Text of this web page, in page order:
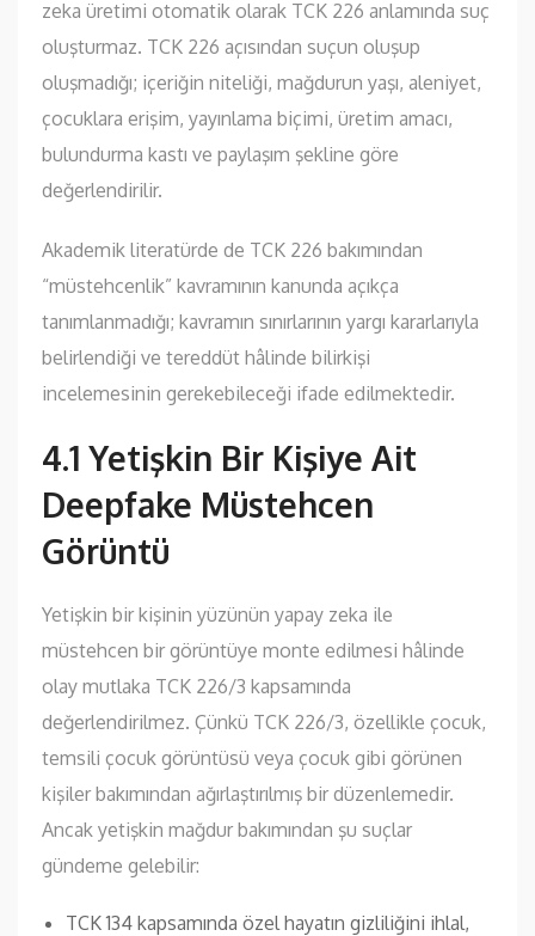
zeka üretimi otomatik olarak TCK 226 anlamında suç
oluşturmaz. TCK 226 açısından suçun oluşup
oluşmadığı; içeriğin niteliği, mağdurun yaşı, aleniyet,
çocuklara erişim, yayınlama biçimi, üretim amacı,
bulundurma kastı ve paylaşım şekline göre
değerlendirilir.
Akademik literatürde de TCK 226 bakımından
“müstehcenlik” kavramının kanunda açıkça
tanımlanmadığı; kavramın sınırlarının yargı kararlarıyla
belirlendiği ve tereddüt hâlinde bilirkişi
incelemesinin gerekebileceği ifade edilmektedir.
4.1 Yetişkin Bir Kişiye Ait
Deepfake Müstehcen
Görüntü
Yetişkin bir kişinin yüzünün yapay zeka ile
müstehcen bir görüntüye monte edilmesi hâlinde
olay mutlaka TCK 226/3 kapsamında
değerlendirilmez. Çünkü TCK 226/3, özellikle çocuk,
temsili çocuk görüntüsü veya çocuk gibi görünen
kişiler bakımından ağırlaştırılmış bir düzenlemedir.
Ancak yetişkin mağdur bakımından şu suçlar
gündeme gelebilir:
TCK 134 kapsamında özel hayatın gizliliğini ihlal,